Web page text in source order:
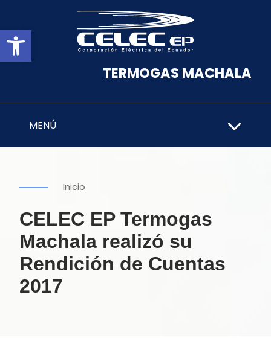
Abrir barra de herramientas
TERMOGAS MACHALA
MENÚ
Inicio
CELEC EP Termogas
Machala realizó su
Rendición de Cuentas
2017